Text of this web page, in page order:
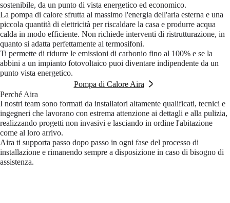
sostenibile, da un punto di vista energetico ed economico.
La pompa di calore sfrutta al massimo l'energia dell'aria esterna e una
piccola quantità di elettricità per riscaldare la casa e produrre acqua
calda in modo efficiente. Non richiede interventi di ristrutturazione, in
quanto si adatta perfettamente ai termosifoni.
Ti permette di ridurre le emissioni di carbonio fino al 100% e se la
abbini a un impianto fotovoltaico puoi diventare indipendente da un
punto vista energetico.
Pompa di Calore Aira
Perché Aira
I nostri team sono formati da installatori altamente qualificati, tecnici e
ingegneri che lavorano con estrema attenzione ai dettagli e alla pulizia,
realizzando progetti non invasivi e lasciando in ordine l'abitazione
come al loro arrivo.
Aira ti supporta passo dopo passo in ogni fase del processo di
installazione e rimanendo sempre a disposizione in caso di bisogno di
assistenza.